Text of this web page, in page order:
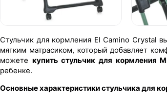
Стульчик для кормления El Camino Crystal
мягким матрасиком, который добавляет
можете купить стульчик для кормления
ребенке.
Основные характеристики стульчика для